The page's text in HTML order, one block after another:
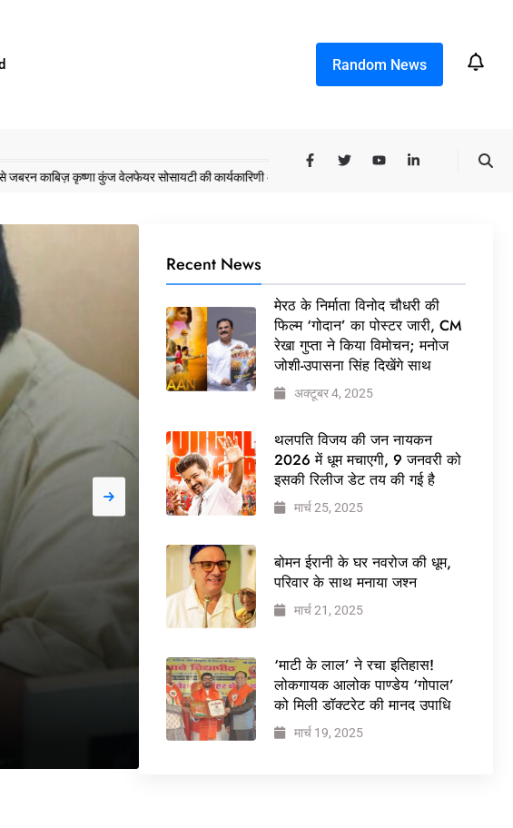
Random News
कृष्णा कुंज वेलफेयर सोसायटी की कार्यकारिणी अपदस्थ, JDA ने पूरी कमान चुनाव समिति को सौंपी
बड़ी कार्रवाई: 20 माह से
वेलफेयर सोसायटी की
ने पूरी कमान चुनाव समिति
Recent News
मेरठ के निर्माता विनोद चौधरी की
फिल्म ‘गोदान’ का पोस्टर जारी, CM
रेखा गुप्ता ने किया विमोचन; मनोज
जोशी-उपासना सिंह दिखेंगे साथ
अक्टूबर 4, 2025
थलपति विजय की जन नायकन
2026 में धूम मचाएगी, 9 जनवरी को
इसकी रिलीज डेट तय की गई है
मार्च 25, 2025
बोमन ईरानी के घर नवरोज की धूम,
परिवार के साथ मनाया जश्न
मार्च 21, 2025
‘माटी के लाल’ ने रचा इतिहास!
लोकगायक आलोक पाण्डेय ‘गोपाल’
को मिली डॉक्टरेट की मानद उपाधि
मार्च 19, 2025